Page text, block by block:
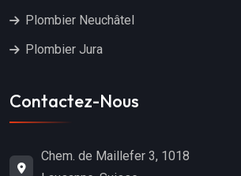
Plombier Neuchâtel
Plombier Jura
Contactez-Nous
Chem. de Maillefer 3, 1018